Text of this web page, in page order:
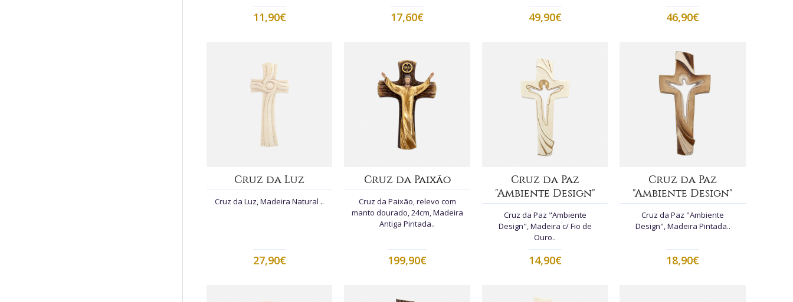
11,90€ 17,60€ 49,90€ 46,90€
Cruz da Luz
Cruz da Luz, Madeira Natural ..
27,90€
Cruz da Paixão
Cruz da Paixão, relevo com
manto dourado, 24cm, Madeira
Antiga Pintada..
199,90€
Cruz da Paz
"Ambiente Design"
Cruz da Paz "Ambiente
Design", Madeira c/ Fio de
Ouro..
14,90€
Cruz da Paz
"Ambiente Design"
Cruz da Paz "Ambiente
Design", Madeira Pintada..
18,90€